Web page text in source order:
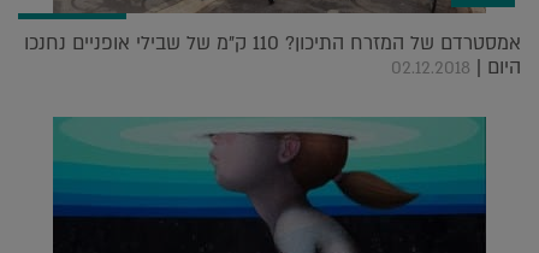
אמסטרדם של המזרח התיכון? 110 ק"מ של שבילי אופניים נחנכו
היום | 02.12.2018